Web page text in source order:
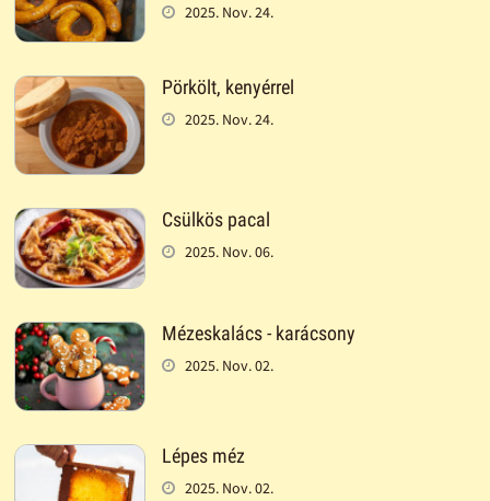
2025. Nov. 24.
Pörkölt, kenyérrel
2025. Nov. 24.
Csülkös pacal
2025. Nov. 06.
Mézeskalács - karácsony
2025. Nov. 02.
Lépes méz
2025. Nov. 02.